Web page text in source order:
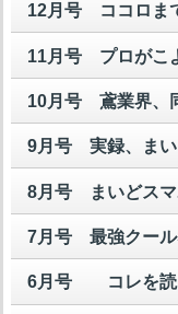
12月号 ココロま
11月号 プロがこ
10月号 鳶業界、
9月号 実録、まい
8月号 まいどスマ
7月号 最強クール
6月号 コレを読